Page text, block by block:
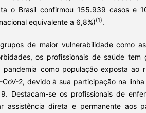
o Brasil confirmou 155.939 casos e
equivalente a 6,8%)(1).
de maior vulnerabilidade como
os profissionais de saúde tem
pandemia como população exposta ao
CoV-2, devido à sua participação na
Destacam-se os profissionais de
assistência direta e permanente aos